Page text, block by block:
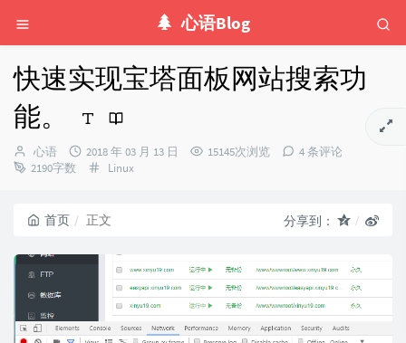
心语Blog
快速实现宝塔面板网站搜索功
能。
博
主：
心语
发
布
2018 年 03 月 13 日 15145次浏览
4 条评论
2190字数
分
Linux
首页 正文 分享到：